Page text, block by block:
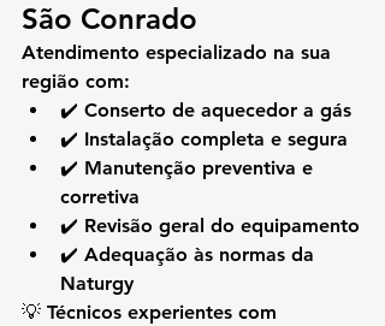
São Conrado
Atendimento especializado na sua
região com:
✔️ Conserto de aquecedor a gás
✔️ Instalação completa e segura
✔️ Manutenção preventiva e
corretiva
✔️ Revisão geral do equipamento
✔️ Adequação às normas da
Naturgy
💡 Técnicos experientes com